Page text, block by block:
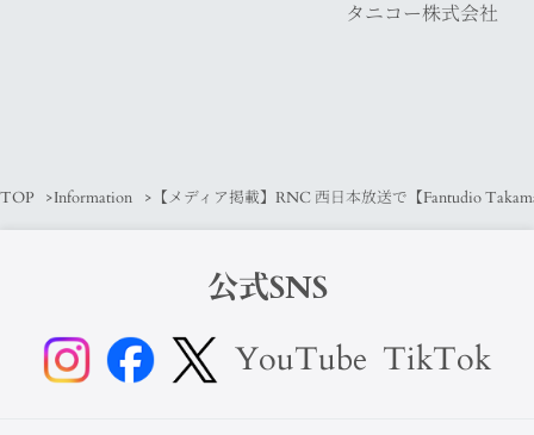
タニコー株式会社
TOP Information 【メディア掲載】RNC 西日本放送で【Fantudio
公式SNS
YouTube TikTok